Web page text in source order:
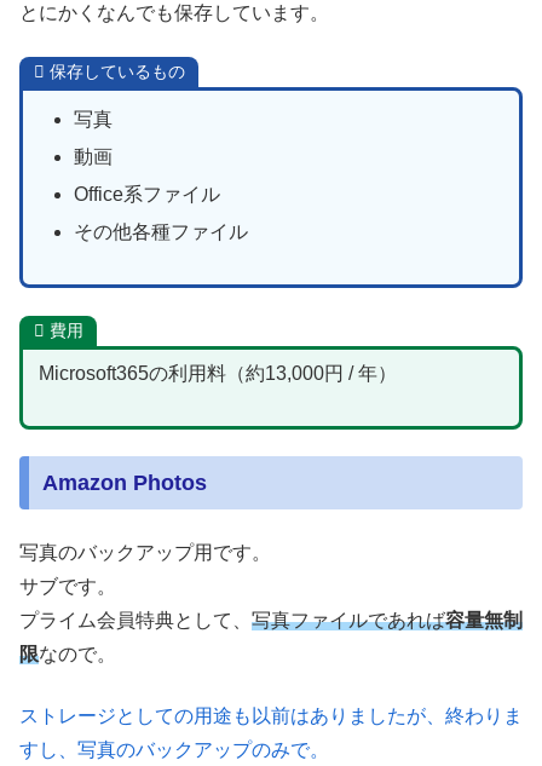
とにかくなんでも保存しています。
保存しているもの
写真
動画
Office系ファイル
その他各種ファイル
費用
Microsoft365の利用料（約13,000円 / 年）
Amazon Photos
写真のバックアップ用です。
サブです。
プライム会員特典として、 写真ファイルであれば容量無制
限なので。
ストレージとしての用途も以前はありましたが、終わりま
すし、写真のバックアップのみで。